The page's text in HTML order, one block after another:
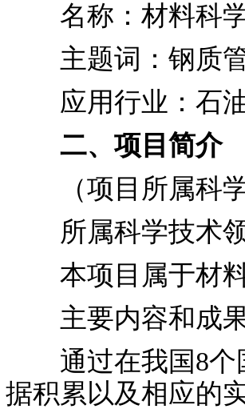
名称：材料科
主题词：钢质管
应用行业：石油
二、项目简介
（项目所属科学
所属科学技术领
本项目属于材料
主要内容和成果
通过在我国8个国
据积累以及相应的